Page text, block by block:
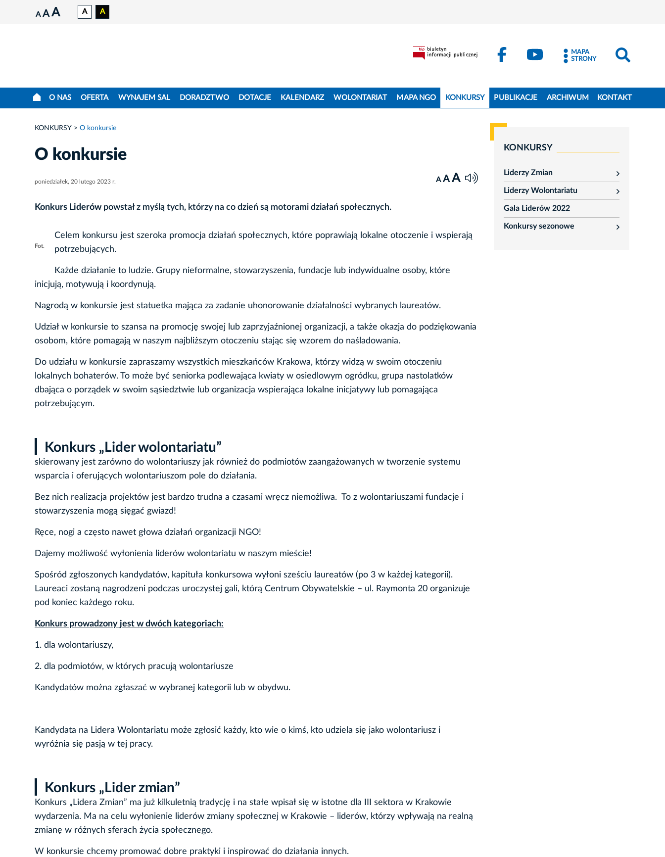
A A A A A
MAPA
STRONY
O NAS OFERTA WYNAJEM SAL DORADZTWO DOTACJE KALENDARZ WOLONTARIAT MAPA NGO KONKURSY PUBLIKACJE ARCHIWUM KONTAKT
KONKURSY O konkursie
O konkursie
poniedziałek, 20 lutego 2023 r. A A A
Konkurs Liderów powstał z myślą tych, którzy na co dzień są motorami działań społecznych.
Fot.
Celem konkursu jest szeroka promocja działań społecznych, które poprawiają lokalne otoczenie i wspierają
potrzebujących.
Każde działanie to ludzie. Grupy nieformalne, stowarzyszenia, fundacje lub indywidualne osoby, które
inicjują, motywują i koordynują.
Nagrodą w konkursie jest statuetka mająca za zadanie uhonorowanie działalności wybranych laureatów.
Udział w konkursie to szansa na promocję swojej lub zaprzyjaźnionej organizacji, a także okazja do podziękowania
osobom, które pomagają w naszym najbliższym otoczeniu stając się wzorem do naśladowania.
Do udziału w konkursie zapraszamy wszystkich mieszkańców Krakowa, którzy widzą w swoim otoczeniu
lokalnych bohaterów. To może być seniorka podlewająca kwiaty w osiedlowym ogródku, grupa nastolatków
dbająca o porządek w swoim sąsiedztwie lub organizacja wspierająca lokalne inicjatywy lub pomagająca
potrzebującym.
Konkurs „Lider wolontariatu”
skierowany jest zarówno do wolontariuszy jak również do podmiotów zaangażowanych w tworzenie systemu
wsparcia i oferujących wolontariuszom pole do działania.
Bez nich realizacja projektów jest bardzo trudna a czasami wręcz niemożliwa. To z wolontariuszami fundacje i
stowarzyszenia mogą sięgać gwiazd!
Ręce, nogi a często nawet głowa działań organizacji NGO!
Dajemy możliwość wyłonienia liderów wolontariatu w naszym mieście!
Spośród zgłoszonych kandydatów, kapituła konkursowa wyłoni sześciu laureatów (po 3 w każdej kategorii).
Laureaci zostaną nagrodzeni podczas uroczystej gali, którą Centrum Obywatelskie – ul. Raymonta 20 organizuje
pod koniec każdego roku.
Konkurs prowadzony jest w dwóch kategoriach:
1. dla wolontariuszy,
2. dla podmiotów, w których pracują wolontariusze
Kandydatów można zgłaszać w wybranej kategorii lub w obydwu.
Kandydata na Lidera Wolontariatu może zgłosić każdy, kto wie o kimś, kto udziela się jako wolontariusz i
wyróżnia się pasją w tej pracy.
Konkurs „Lider zmian”
Konkurs „Lidera Zmian” ma już kilkuletnią tradycję i na stałe wpisał się w istotne dla III sektora w Krakowie
wydarzenia. Ma na celu wyłonienie liderów zmiany społecznej w Krakowie – liderów, którzy wpływają na realną
zmianę w różnych sferach życia społecznego.
W konkursie chcemy promować dobre praktyki i inspirować do działania innych.
KONKURSY
Liderzy Zmian
rozwiń
Liderzy Wolontariatu
rozwiń
Gala Liderów 2022
Konkursy sezonowe
rozwiń